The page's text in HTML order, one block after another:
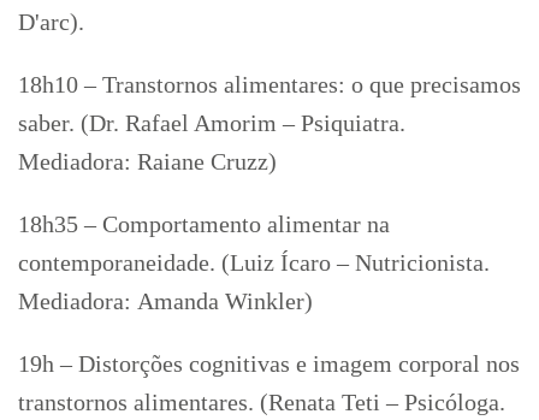
D'arc).
18h10 – Transtornos alimentares: o que precisamos
saber. (Dr. Rafael Amorim – Psiquiatra.
Mediadora: Raiane Cruzz)
18h35 – Comportamento alimentar na
contemporaneidade. (Luiz Ícaro – Nutricionista.
Mediadora: Amanda Winkler)
19h – Distorções cognitivas e imagem corporal nos
transtornos alimentares. (Renata Teti – Psicóloga.